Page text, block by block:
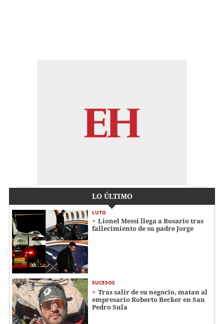
LO ÚLTIMO
LUTO
Lionel Messi llega a Rosario tras
fallecimiento de su padre Jorge
SUCESOS
Tras salir de su negocio, matan al
empresario Roberto Becker en San
Pedro Sula